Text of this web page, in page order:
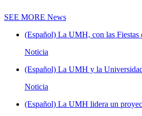
SEE MORE News
(Español) La UMH, con las Fiestas
Noticia
(Español) La UMH y la
Noticia
(Español) La UMH lidera un